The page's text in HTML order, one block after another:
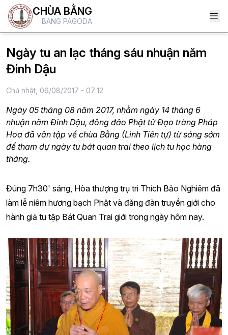
CHÙA BẰNG
BANG PAGODA
Ngày tu an lạc tháng sáu nhuận năm
Đinh Dậu
Chủ nhật, 06/08/2017 - 07:12
Ngày 05 tháng 08 năm 2017, nhằm ngày 14 tháng 6
nhuận năm Đinh Dậu, đông đảo Phật tử Đạo tràng Pháp
Hoa đã vân tập về chùa Bằng (Linh Tiên tự) từ sáng sớm
để tham dự ngày tu bát quan trai theo lịch tu học hàng
tháng.
Đúng 7h30' sáng, Hòa thượng trụ trì Thích Bảo Nghiêm đã
làm lễ niêm hương bạch Phật và đăng đàn truyền giới cho
hành giả tu tập Bát Quan Trai giới trong ngày hôm nay.